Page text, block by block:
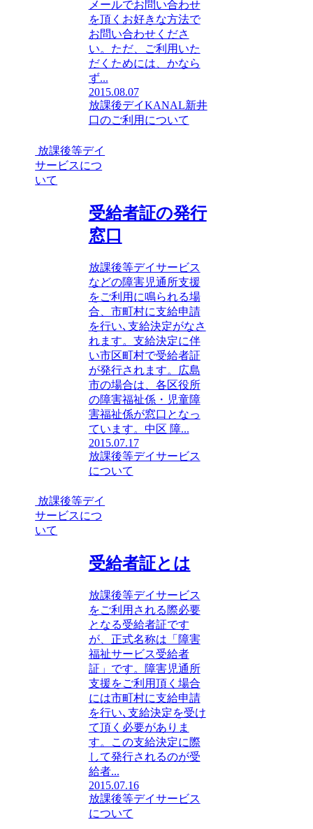
メールでお問い合わせ
を頂くお好きな方法で
お問い合わせくださ
い。ただ、ご利用いた
だくためには、かなら
ず...
2015.08.07
放課後デイKANAL新井
口のご利用について
放課後等デイ
サービスにつ
いて
受給者証の発行
窓口
放課後等デイサービス
などの障害児通所支援
をご利用に鳴られる場
合、市町村に支給申請
を行い､支給決定がなさ
れます。支給決定に伴
い市区町村で受給者証
が発行されます。広島
市の場合は、各区役所
の障害福祉係・児童障
害福祉係が窓口となっ
ています。中区 障...
2015.07.17
放課後等デイサービス
について
放課後等デイ
サービスにつ
いて
受給者証とは
放課後等デイサービス
をご利用される際必要
となる受給者証です
が、正式名称は「障害
福祉サービス受給者
証」です。障害児通所
支援をご利用頂く場合
には市町村に支給申請
を行い､支給決定を受け
て頂く必要がありま
す。この支給決定に際
して発行されるのが受
給者...
2015.07.16
放課後等デイサービス
について